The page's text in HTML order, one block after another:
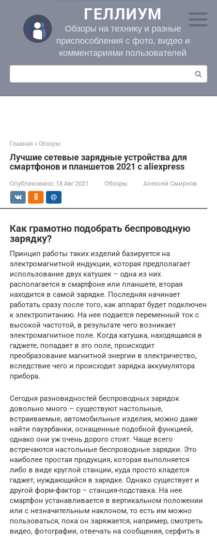
контенту
ГЕЛЛИУМ
Обзоры на технику и разные
приспособления с фото, видео и
комментариями пользователей
Поиск:
Главная » Обзоры
Лучшие сетевые зарядные устройства для
смартфонов и планшетов 2021 с aliexpress
Опубликовано: 18 Авг 2021 Обзоры Алексей Смирнов
Как грамотно подобрать беспроводную
зарядку?
Принцип работы таких изделий базируется на
электромагнитной индукции, которая предполагает
использование двух катушек – одна из них
располагается в смартфоне или планшете, вторая
находится в самой зарядке. Последняя начинает
работать сразу после того, как аппарат будет подключен
к электропитанию. На нее подается переменный ток с
высокой частотой, в результате чего возникает
электромагнитное поле. Когда катушка, находящаяся в
гаджете, попадает в это поле, происходит
преобразование магнитной энергии в электричество,
вследствие чего и происходит зарядка аккумулятора
прибора.
Сегодня разновидностей беспроводных зарядок
довольно много – существуют настольные,
встраиваемые, автомобильные изделия, можно даже
найти пауэрбанки, оснащенные подобной функцией,
однако они уж очень дорого стоят. Чаще всего
встречаются настольные беспроводные зарядки. Это
наиболее простая продукция, которая выполняется
либо в виде круглой станции, куда просто кладется
гаджет, нуждающийся в зарядке. Однако существует и
другой форм-фактор – станция-подставка. На нее
смартфон устанавливается в вертикальном положении
или с незначительным наклоном, то есть им можно
пользоваться, пока он заряжается, например, смотреть
видео, фотографии, отвечать на сообщения, серфить в